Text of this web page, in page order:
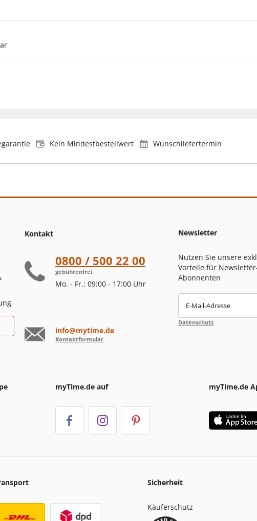
Kein Mindestbestellwert Wunschliefertermin
Kontakt
0800 / 500 22 00
gebührenfrei
Mo. - Fr.: 09:00 - 17:00 Uhr
info@mytime.de
Kontaktformular
Newsletter
Nutzen Sie unsere
Vorteile für
Abonnenten
E-Mail-Adresse
Datenschutz
myTime.de auf myTime.de
Sicherheit
Käuferschutz